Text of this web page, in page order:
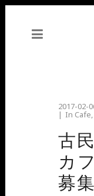
2017-02-
In Cafe,
古
カ
募集